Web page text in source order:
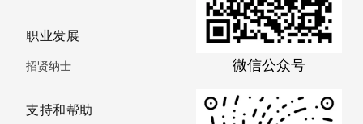
职业发展
招贤纳士
支持和帮助
微信公众号